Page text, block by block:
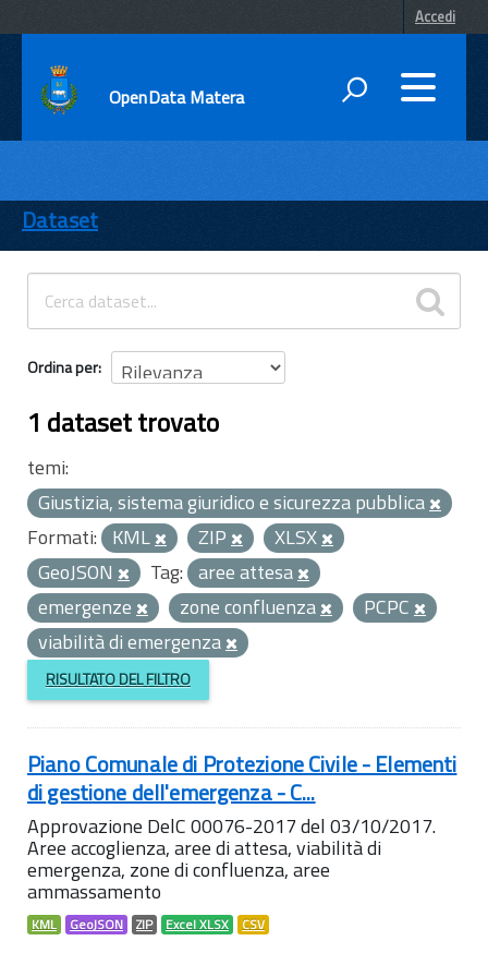
Accedi
OpenData Matera
ENTI
TEMI
INFORMAZIONI
Dataset
Ordina per
1 dataset trovato
temi:
Giustizia, sistema giuridico e sicurezza pubblica
Formati: KML ZIP
XLSX
GeoJSON
Tag: aree attesa
emergenze
zone confluenza
PCPC
viabilità di emergenza
RISULTATO DEL FILTRO
Piano Comunale di Protezione Civile - Elementi
di gestione dell'emergenza - C...
Approvazione DelC 00076-2017 del 03/10/2017.
Aree accoglienza, aree di attesa, viabilità di
emergenza, zone di confluenza, aree
ammassamento
KML GeoJSON ZIP Excel XLSX CSV